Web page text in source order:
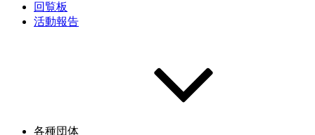
回覧板
活動報告
各種団体